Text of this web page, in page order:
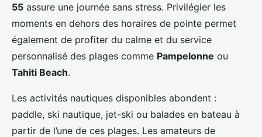
55 assure une journée sans stress. Privilégier les
moments en dehors des horaires de pointe permet
également de profiter du calme et du service
personnalisé des plages comme Pampelonne ou
Tahiti Beach.
Les activités nautiques disponibles abondent :
paddle, ski nautique, jet-ski ou balades en bateau à
partir de l’une de ces plages. Les amateurs de